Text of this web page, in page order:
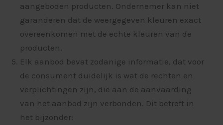
aangeboden producten. Ondernemer kan niet
garanderen dat de weergegeven kleuren exact
overeenkomen met de echte kleuren van de
producten.
Elk aanbod bevat zodanige informatie, dat voor
de consument duidelijk is wat de rechten en
verplichtingen zijn, die aan de aanvaarding
van het aanbod zijn verbonden. Dit betreft in
het bijzonder: